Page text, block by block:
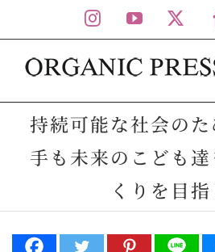
to
content
Instagram
YouTube
持続可能な社会の
手も未来のこども
くりを目